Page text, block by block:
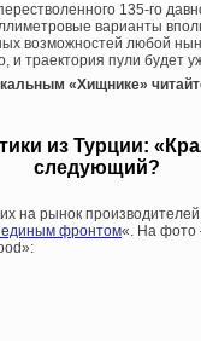
135-го
варианты
возможностей любой
и траектория пули будет
«Хищнике»
из Турции:
следующий?
на рынок
единым фронтом«. На фото